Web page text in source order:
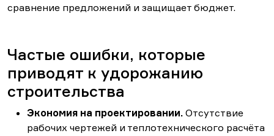
сравнение предложений и защищает бюджет.
Частые ошибки, которые
приводят к удорожанию
строительства
Экономия на проектировании. Отсутствие
рабочих чертежей и теплотехнического расчёта